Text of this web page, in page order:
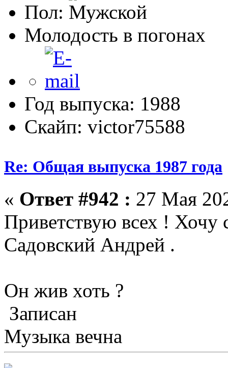
Пол:
Молодость в погонах
Год выпуска: 1988
Скайп: victor75588
Re: Общая выпуска 1987 года
« Ответ #942 : 27 Мая
Приветствую всех ! Хочу
Садовский Андрей .
Он жив хоть ?
Записан
Музыка вечна